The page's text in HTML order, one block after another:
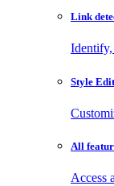
Link
Style
All
Access